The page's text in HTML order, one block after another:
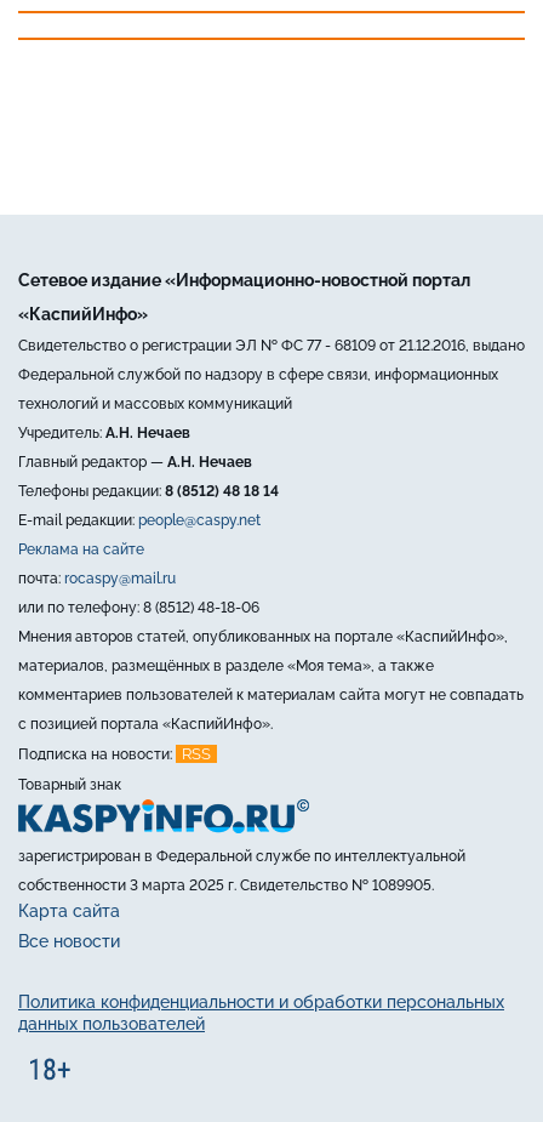
Сетевое издание «Информационно-новостной портал
«КаспийИнфо»
Свидетельство о регистрации ЭЛ № ФС 77 - 68109 от 21.12.2016, выдано
Федеральной службой по надзору в сфере связи, информационных
технологий и массовых коммуникаций
Учредитель: А.Н. Нечаев
Главный редактор — А.Н. Нечаев
Телефоны редакции: 8 (8512) 48 18 14
E-mail редакции: people@caspy.net
Реклама на сайте
почта: rocaspy@mail.ru
или по телефону: 8 (8512) 48-18-06
Мнения авторов статей, опубликованных на портале «КаспийИнфо»,
материалов, размещённых в разделе «Моя тема», а также
комментариев пользователей к материалам сайта могут не совпадать
с позицией портала «КаспийИнфо».
Подписка на новости:
RSS
Товарный знак
зарегистрирован в Федеральной службе по интеллектуальной
собственности 3 марта 2025 г. Свидетельство № 1089905.
Карта сайта
Все новости
Политика конфиденциальности и обработки персональных
данных пользователей